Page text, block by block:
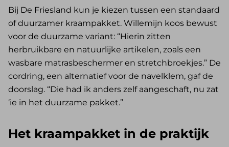
Bij De Friesland kun je kiezen tussen een standaard
of duurzamer kraampakket. Willemijn koos bewust
voor de duurzame variant: “Hierin zitten
herbruikbare en natuurlijke artikelen, zoals een
wasbare matrasbeschermer en stretchbroekjes.” De
cordring, een alternatief voor de navelklem, gaf de
doorslag. “Die had ik anders zelf aangeschaft, nu zat
‘ie in het duurzame pakket.”
Het kraampakket in de praktijk